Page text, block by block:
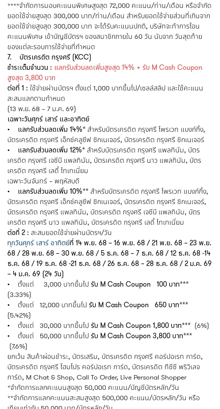
****จำกัดการมอบคะแนนพิเศษสูงสุด 72,000 คะแนน/ท่าน/เดือน หรือจำกัด
ยอดใช้จ่ายสูงสุด 300,000 บาท/ท่าน/เดือน สำหรับยอดใช้จ่ายส่วนที่เกินจาก
ยอดใช้จ่ายสูงสุด 300,000 บาท จะได้รับคะแนนปกติ, บริษัทจะทำการโอน
คะแนนพิเศษ เข้าบัญชีบัตรฯ ของสมาชิกภายใน 60 วัน นับจาก วันสุดท้าย
ของแต่ละรอบการใช้จ่ายที่กำหนด
7. บัตรเครดิต กรุงศรี (KCC)
ชำระเต็มจำนวน : แลกรับส่วนลดเพิ่มสูงสุด 14% + รับ M Cash Coupon
สูงสุด 3,800 บาท
ต่อที่ 1 : ใช้จ่ายผ่านบัตรฯ ตั้งแต่ 1,000 บาทขึ้นไป/เซลล์สลิป และใช้คะแนน
สะสมแลกตามกำหนด
(13 พ.ย. 68 – 7 ม.ค. 69)
เฉพาะวันศุกร์ เสาร์ และอาทิตย์
• แลกรับส่วนลดเพิ่ม 14%* สำหรับบัตรเครดิต กรุงศรี ไพรเวท แบงก์กิ้ง,
บัตรเครดิต กรุงศรี เอ็กซ์คลูซีฟ ซิกเนเจอร์, บัตรเครดิต กรุงศรี ซิกเนเจอร์
• แลกรับส่วนลดเพิ่ม 12%* สำหรับบัตรเครดิต กรุงศรี แพลทินัม, บัตร
เครดิต กรุงศรี เจซีบี แพลทินัม, บัตรเครดิต กรุงศรี นาว แพลทินัม, บัตร
เครดิต กรุงศรี เลดี้ ไทเทเนี่ยม
เฉพาะวันจันทร์ – พฤหัสบดี
• แลกรับส่วนลดเพิ่ม 10%** สำหรับบัตรเครดิต กรุงศรี ไพรเวท แบงก์กิ้ง,
บัตรเครดิต กรุงศรี เอ็กซ์คลูซีฟ ซิกเนเจอร์, บัตรเครดิต กรุงศรี ซิกเนเจอร์,
บัตรเครดิต กรุงศรี แพลทินัม, บัตรเครดิต กรุงศรี เจซีบี แพลทินัม, บัตร
เครดิต กรุงศรี นาว แพลทินัม, บัตรเครดิต กรุงศรี เลดี้ ไทเทเนี่ยม
ต่อที่ 2 : สะสมยอดใช้จ่ายผ่านบัตรฯ/วัน
ทุกวันศุกร์ เสาร์ อาทิตย์ที่ 14 พ.ย. 68 – 16 พ.ย. 68 / 21 พ.ย. 68 – 23 พ.ย.
68 / 28 พ.ย. 68 – 30 พ.ย. 68 / 5 ธ.ค. 68 – 7 ธ.ค. 68 / 12 ธ.ค. 68 -14
ธ.ค. 68 / 19 ธ.ค. 68 -21 ธ.ค. 68 / 26 ธ.ค. 68 – 28 ธ.ค. 68 / 2 ม.ค. 69
– 4 ม.ค. 69 (24 วัน)
• ตั้งแต่ 3,000 บาทขึ้นไป รับ M Cash Coupon 100 บาท***
(3.33%)
• ตั้งแต่ 12,000 บาทขึ้นไป รับ M Cash Coupon 650 บาท***
(5.42%)
• ตั้งแต่ 30,000 บาทขึ้นไป รับ M Cash Coupon 1,800 บาท*** (6%)
• ตั้งแต่ 50,000 บาทขึ้นไป รับ M Cash Coupon 3,800 บาท***
(7.6%)
ยกเว้น สินค้าผ่อนชำระ, บัตรเสริม, บัตรเครดิต กรุงศรี คอร์ปอเรท การ์ด,
บัตรเครดิต กรุงศรี โฮมโปร คอร์ปอเรท การ์ด, บัตรเครดิต ทีซีซี พริวิเลจ
การ์ด, M Chat & Shop, Call To Order, Live Personal Shopper
*จำกัดการแลกคะแนนสูงสุด 50,000 คะแนน/บัญชีบัตรหลัก/วัน
**จำกัดการแลกคะแนนสะสมสูงสุด 500,000 คะแนน/บัตรหลัก/วัน หรือ